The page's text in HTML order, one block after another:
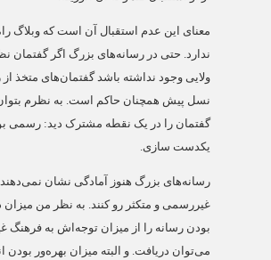
معنای این عدم استقبال آن است که وبلاگ
ندارد. حتی در رسانه‌های بزرگ اگر گفتمان
ولایی وجود نداشته باشد گفتمان‌های متخذ
نسل پیش همچنان حاکم است. به نظرم
گفتمان را در یک نقطه مشترک دید: رسمی
یکدست سازی.
رسانه‌های بزرگ هنوز آمادگی نشان
غیررسمی و متکثر رو کنند. به نظر من میزان
بودن رسانه را از میزان توجه‌اش به فرهنگ
می‌توان دریافت. و البته میزان بهره‌ور بودن